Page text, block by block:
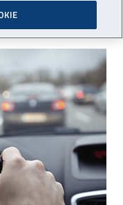
strada